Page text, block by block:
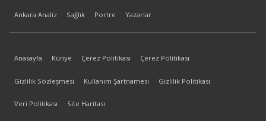
Ankara Analiz Sağlık Portre Yazarlar
Anasayfa Künye Çerez Politikası Çerez Politikası
Gizlilik Sözleşmesi Kullanım Şartnamesi Gizlilik Politikası
Veri Politikası Site Haritası